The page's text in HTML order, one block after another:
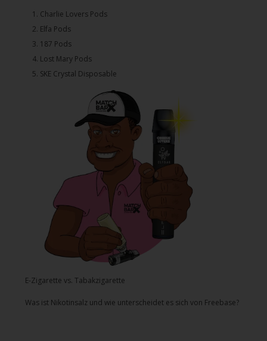
1.⁠ ⁠Charlie Lovers Pods
2.⁠ ⁠⁠Elfa Pods
3.⁠ ⁠⁠187 Pods
4.⁠ ⁠⁠Lost Mary Pods
5.⁠ ⁠⁠SKE Crystal Disposable
E-Zigarette vs. Tabakzigarette
Was ist Nikotinsalz und wie unterscheidet es sich von Freebase?